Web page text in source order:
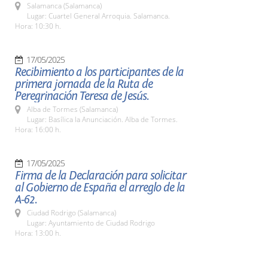
Salamanca (Salamanca)
Lugar: Cuartel General Arroquia. Salamanca.
Hora: 10:30 h.
17/05/2025
Recibimiento a los participantes de la
primera jornada de la Ruta de
Peregrinación Teresa de Jesús.
Alba de Tormes (Salamanca)
Lugar: Basílica la Anunciación. Alba de Tormes.
Hora: 16:00 h.
17/05/2025
Firma de la Declaración para solicitar
al Gobierno de España el arreglo de la
A-62.
Ciudad Rodrigo (Salamanca)
Lugar: Ayuntamiento de Ciudad Rodrigo
Hora: 13:00 h.